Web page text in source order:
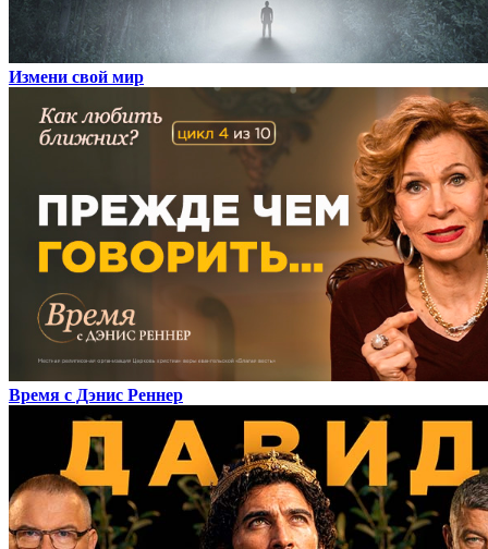
Измени свой мир
Время с Дэнис Реннер